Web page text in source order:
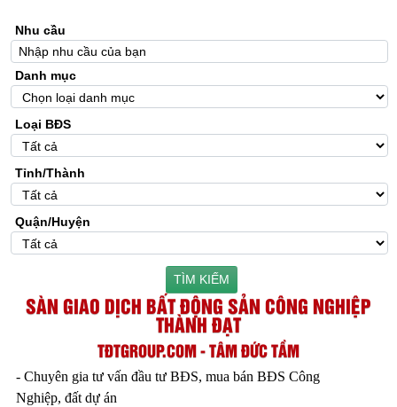
Nhu cầu
Danh mục
Loại BĐS
Tỉnh/Thành
Quận/Huyện
TÌM KIẾM
SÀN GIAO DỊCH BẤT ĐỘNG SẢN CÔNG NGHIỆP
THÀNH ĐẠT
TĐTGROUP.COM - TÂM ĐỨC TẦM
- Chuyên gia tư vấn đầu tư BĐS, mua bán BĐS Công
Nghiệp, đất dự án